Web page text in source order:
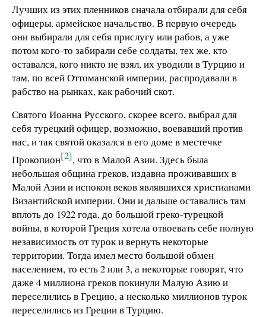
Лучших из этих пленников сначала отбирали для себя
офицеры, армейское начальство. В первую очередь
они выбирали для себя прислугу или рабов, а уже
потом кого-то забирали себе солдаты, тех же, кто
оставался, кого никто не взял, их уводили в Турцию и
там, по всей Оттоманской империи, распродавали в
рабство на рынках, как рабочий скот.
Святого Иоанна Русского, скорее всего, выбрал для
себя турецкий офицер, возможно, воевавший против
нас, и так святой оказался в его доме в местечке
Прокопион[2], что в Малой Азии. Здесь была
небольшая община греков, издавна проживавших в
Малой Азии и испокон веков являвшихся христианами
Византийской империи. Они и дальше оставались там
вплоть до 1922 года, до большой греко-турецкой
войны, в которой Греция хотела отвоевать себе полную
независимость от турок и вернуть некоторые
территории. Тогда имел место большой обмен
населением, то есть 2 или 3, а некоторые говорят, что
даже 4 миллиона греков покинули Малую Азию и
переселились в Грецию, а несколько миллионов турок
переселились из Греции в Турцию.